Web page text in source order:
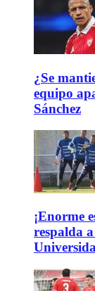
¿Se
equipo
Sánchez
¡Enorme
respalda